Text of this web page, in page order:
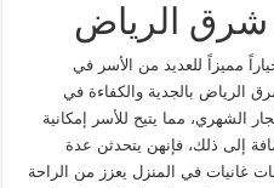
شرق الرياض
مميزاً للعديد من الأسر في
الرياض بالجدية والكفاءة في
الشهري، مما يتيح للأسر إمكانية
إلى ذلك، فإنهن يتحدثن عدة
غانيات في المنزل يعزز من الراحة